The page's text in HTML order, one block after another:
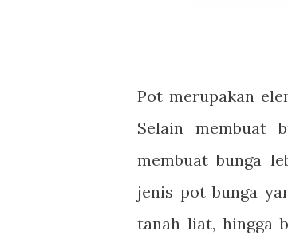
Pot merupakan
Selain membuat
membuat bunga
jenis pot bunga
tanah liat, hingga